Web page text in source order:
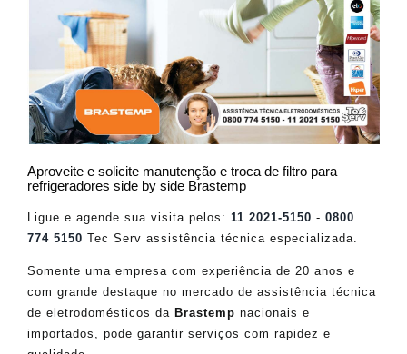
Aproveite e solicite manutenção e troca de filtro para
refrigeradores side by side Brastemp
Ligue e agende sua visita pelos: 11 2021-5150 - 0800
774 5150 Tec Serv assistência técnica especializada.
Somente uma empresa com experiência de 20 anos e
com grande destaque no mercado de assistência técnica
de eletrodomésticos da Brastemp nacionais e
importados, pode garantir serviços com rapidez e